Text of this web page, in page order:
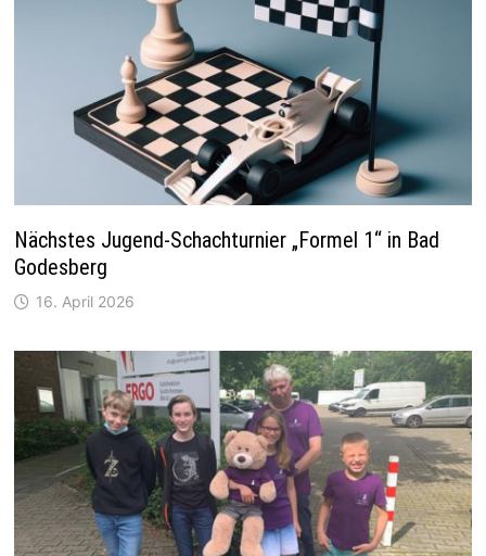
Nächstes Jugend-Schachturnier „Formel 1“ in Bad
Godesberg
16. April 2026